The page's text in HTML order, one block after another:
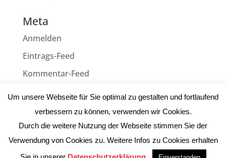
Meta
Anmelden
Eintrags-Feed
Kommentar-Feed
|AGB
Um unsere Webseite für Sie optimal zu gestalten und fortlaufend
verbessern zu können, verwenden wir Cookies.
Durch die weitere Nutzung der Webseite stimmen Sie der
Verwendung von Cookies zu. Weitere Infos zu Cookies erhalten